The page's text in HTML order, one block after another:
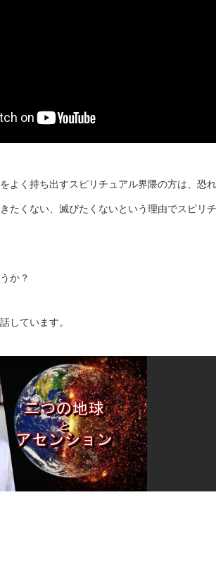
よく持ち出すスピリチュアル界隈の方は、恐
たくない、滅びたくないという理由でスピリ
か？
しています。